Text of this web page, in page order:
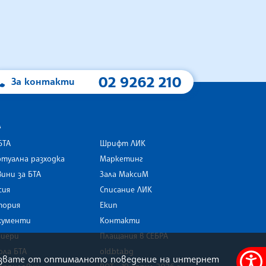
За контакти 02 9262 210
разходка
за БТА
БТА
Шрифт ЛИК
Маркетинг
Зала МаксиМ
Списание ЛИК
Екип
Контакти
Плащания в СЕБРА
old.bta.bg
от оптималното поведение на интернет